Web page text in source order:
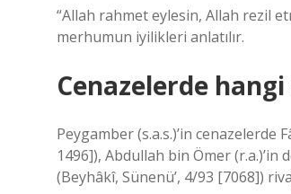
“Allah rahmet eylesin, Allah rezil
merhumun iyilikleri anlatılır.
Cenazelerde
Peygamber (s.a.s.)’in
1496]), Abdullah bin Ömer
(Beyhâkî, Sünenü’, 4/93 [7068])